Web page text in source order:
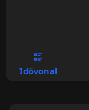
Idővonal